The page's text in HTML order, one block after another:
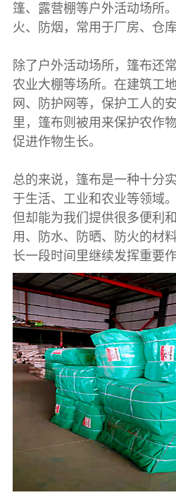
篷、露营棚等户外活动场所
火、防烟，常用于厂房、仓库
除了户外活动场所，篷布还
农业大棚等场所。在建筑工
网、防护网等，保护工人的
里，篷布则被用来保护农作
促进作物生长。
总的来说，篷布是一种十分
于生活、工业和农业等领域
但却能为我们提供很多便利
用、防水、防晒、防火的材
长一段时间里继续发挥重要作